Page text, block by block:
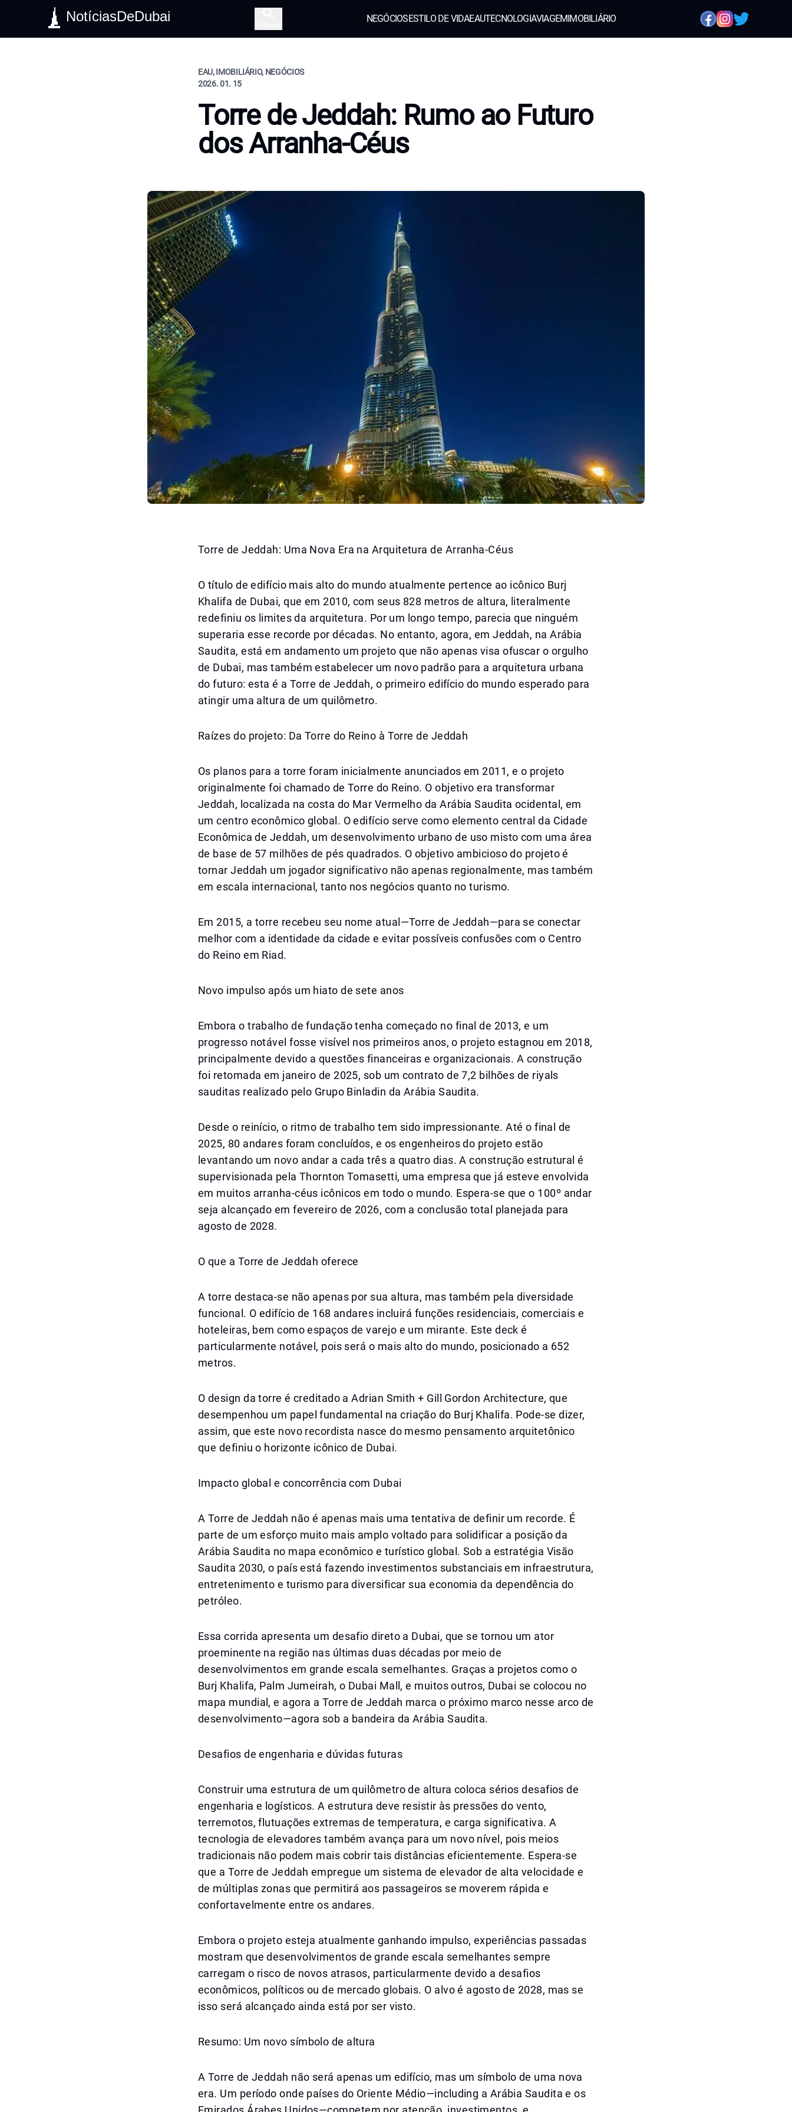
NotíciasDeDubai NEGÓCIOSESTILO DE VIDAEAUTECNOLOGIAVIAGEMIMOBILIÁRIO
EAU, IMOBILIÁRIO, NEGÓCIOS
2026. 01. 15
Torre de Jeddah: Rumo ao Futuro
dos Arranha-Céus
Torre de Jeddah: Uma Nova Era na Arquitetura de Arranha-Céus
O título de edifício mais alto do mundo atualmente pertence ao icônico Burj
Khalifa de Dubai, que em 2010, com seus 828 metros de altura, literalmente
redefiniu os limites da arquitetura. Por um longo tempo, parecia que ninguém
superaria esse recorde por décadas. No entanto, agora, em Jeddah, na Arábia
Saudita, está em andamento um projeto que não apenas visa ofuscar o orgulho
de Dubai, mas também estabelecer um novo padrão para a arquitetura urbana
do futuro: esta é a Torre de Jeddah, o primeiro edifício do mundo esperado para
atingir uma altura de um quilômetro.
Raízes do projeto: Da Torre do Reino à Torre de Jeddah
Os planos para a torre foram inicialmente anunciados em 2011, e o projeto
originalmente foi chamado de Torre do Reino. O objetivo era transformar
Jeddah, localizada na costa do Mar Vermelho da Arábia Saudita ocidental, em
um centro econômico global. O edifício serve como elemento central da Cidade
Econômica de Jeddah, um desenvolvimento urbano de uso misto com uma área
de base de 57 milhões de pés quadrados. O objetivo ambicioso do projeto é
tornar Jeddah um jogador significativo não apenas regionalmente, mas também
em escala internacional, tanto nos negócios quanto no turismo.
Em 2015, a torre recebeu seu nome atual—Torre de Jeddah—para se conectar
melhor com a identidade da cidade e evitar possíveis confusões com o Centro
do Reino em Riad.
Novo impulso após um hiato de sete anos
Embora o trabalho de fundação tenha começado no final de 2013, e um
progresso notável fosse visível nos primeiros anos, o projeto estagnou em 2018,
principalmente devido a questões financeiras e organizacionais. A construção
foi retomada em janeiro de 2025, sob um contrato de 7,2 bilhões de riyals
sauditas realizado pelo Grupo Binladin da Arábia Saudita.
Desde o reinício, o ritmo de trabalho tem sido impressionante. Até o final de
2025, 80 andares foram concluídos, e os engenheiros do projeto estão
levantando um novo andar a cada três a quatro dias. A construção estrutural é
supervisionada pela Thornton Tomasetti, uma empresa que já esteve envolvida
em muitos arranha-céus icônicos em todo o mundo. Espera-se que o 100º andar
seja alcançado em fevereiro de 2026, com a conclusão total planejada para
agosto de 2028.
O que a Torre de Jeddah oferece
A torre destaca-se não apenas por sua altura, mas também pela diversidade
funcional. O edifício de 168 andares incluirá funções residenciais, comerciais e
hoteleiras, bem como espaços de varejo e um mirante. Este deck é
particularmente notável, pois será o mais alto do mundo, posicionado a 652
metros.
O design da torre é creditado a Adrian Smith + Gill Gordon Architecture, que
desempenhou um papel fundamental na criação do Burj Khalifa. Pode-se dizer,
assim, que este novo recordista nasce do mesmo pensamento arquitetônico
que definiu o horizonte icônico de Dubai.
Impacto global e concorrência com Dubai
A Torre de Jeddah não é apenas mais uma tentativa de definir um recorde. É
parte de um esforço muito mais amplo voltado para solidificar a posição da
Arábia Saudita no mapa econômico e turístico global. Sob a estratégia Visão
Saudita 2030, o país está fazendo investimentos substanciais em infraestrutura,
entretenimento e turismo para diversificar sua economia da dependência do
petróleo.
Essa corrida apresenta um desafio direto a Dubai, que se tornou um ator
proeminente na região nas últimas duas décadas por meio de
desenvolvimentos em grande escala semelhantes. Graças a projetos como o
Burj Khalifa, Palm Jumeirah, o Dubai Mall, e muitos outros, Dubai se colocou no
mapa mundial, e agora a Torre de Jeddah marca o próximo marco nesse arco de
desenvolvimento—agora sob a bandeira da Arábia Saudita.
Desafios de engenharia e dúvidas futuras
Construir uma estrutura de um quilômetro de altura coloca sérios desafios de
engenharia e logísticos. A estrutura deve resistir às pressões do vento,
terremotos, flutuações extremas de temperatura, e carga significativa. A
tecnologia de elevadores também avança para um novo nível, pois meios
tradicionais não podem mais cobrir tais distâncias eficientemente. Espera-se
que a Torre de Jeddah empregue um sistema de elevador de alta velocidade e
de múltiplas zonas que permitirá aos passageiros se moverem rápida e
confortavelmente entre os andares.
Embora o projeto esteja atualmente ganhando impulso, experiências passadas
mostram que desenvolvimentos de grande escala semelhantes sempre
carregam o risco de novos atrasos, particularmente devido a desafios
econômicos, políticos ou de mercado globais. O alvo é agosto de 2028, mas se
isso será alcançado ainda está por ser visto.
Resumo: Um novo símbolo de altura
A Torre de Jeddah não será apenas um edifício, mas um símbolo de uma nova
era. Um período onde países do Oriente Médio—including a Arábia Saudita e os